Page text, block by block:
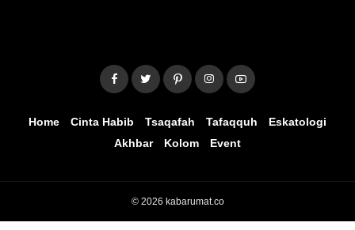
Home Cinta Habib Tsaqafah Tafaqquh
Eskatologi
Akhbar
Kolom Event
© 2026 kabarumat.co